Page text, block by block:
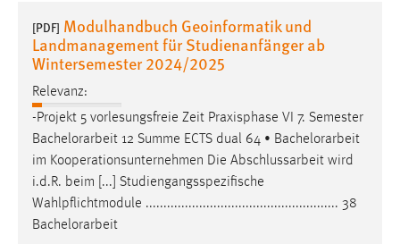
[PDF] Modulhandbuch Geoinformatik und
Landmanagement für Studienanfänger ab
Wintersemester 2024/2025
Relevanz:
-Projekt 5 vorlesungsfreie Zeit Praxisphase VI 7. Semester
Bachelorarbeit 12 Summe ECTS dual 64 • Bachelorarbeit
im Kooperationsunternehmen Die Abschlussarbeit wird
i.d.R. beim [...] Studiengangsspezifische
Wahlpflichtmodule ...................................................... 38
Bachelorarbeit
Performance
Name:
staticfilecache
Für performante Seitenauslieferung wird in diesem Cookie
gespeichert, ob man eingeloggt ist.
Sprachpräferenz
Name: